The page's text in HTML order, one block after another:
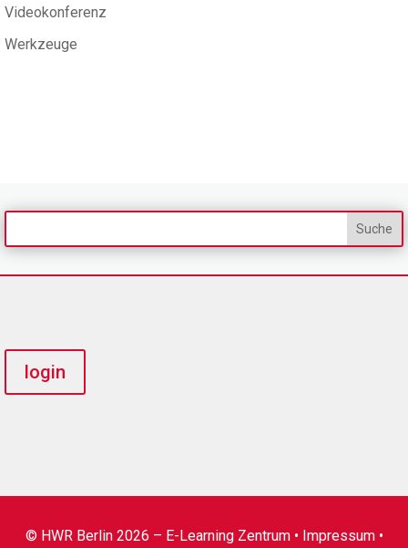
Videokonferenz
Werkzeuge
login
© HWR Berlin 2026 – E-Learning Zentrum • Impressum•